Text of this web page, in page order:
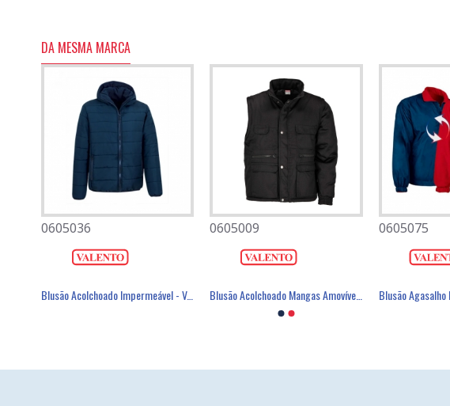
DA MESMA MARCA
0605036
Blusão Acolchoado Impermeável - VALENTO
0605009
Blusão Acolchoado Mangas Amovíveis - VALENTO
0605075
0501080
Máscara Descartável FFP2 Com Válvula - FIELD
0701007
Luva Poliéster Revestimento Látex Preto - GLOVA
0501082